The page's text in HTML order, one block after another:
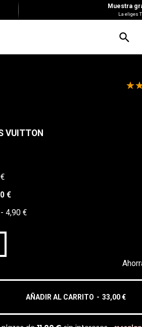
Muestra
La eliges
search
VUITTON
€
- 4,90 €
AÑADIR AL CARRITO - 33,00 €